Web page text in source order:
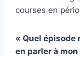
courses en
« Quel épisode
en parler à mon